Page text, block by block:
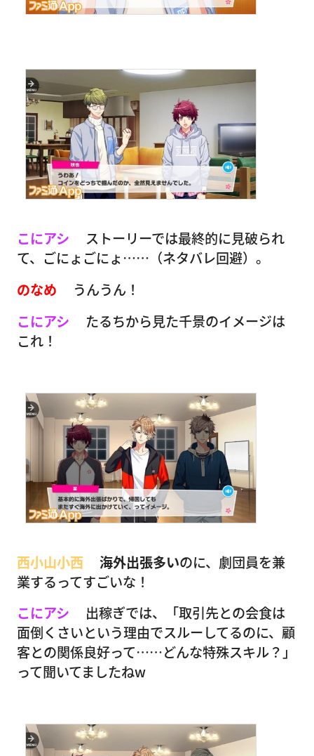
こにアシ
ストーリーでは最終的に見破られ
て、ごにょごにょ……（ネタバレ回避）。
のなめ
うんうん！
こにアシ
たるちから見た千景のイメージは
これ！
西小山小西 海外出張多いのに、劇団員を兼
業するってすごいな！
こにアシ
出稼ぎでは、「取引先との会食は
面倒くさいという理由でスルーしてるのに、顧
客との関係良好って……どんな特殊スキル？」
って聞いてましたねw